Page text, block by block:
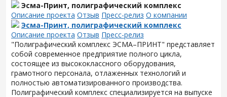
Эсма-Принт, полиграфический комплекс
Описание проекта Отзыв Пресс-релиз О компании
Эсма-Принт, полиграфический комплекс
Описание проекта Отзыв Пресс-релиз
"Полиграфический комплекс ЭСМА–ПРИНТ" представляет
собой современное предприятие полного цикла,
состоящее из высококлассного оборудования,
грамотного персонала, отлаженных технологий и
полностью автоматизированного производства.
Полиграфический комплекс специализируется на выпуске